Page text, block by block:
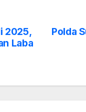
Polda
2025,
Laba